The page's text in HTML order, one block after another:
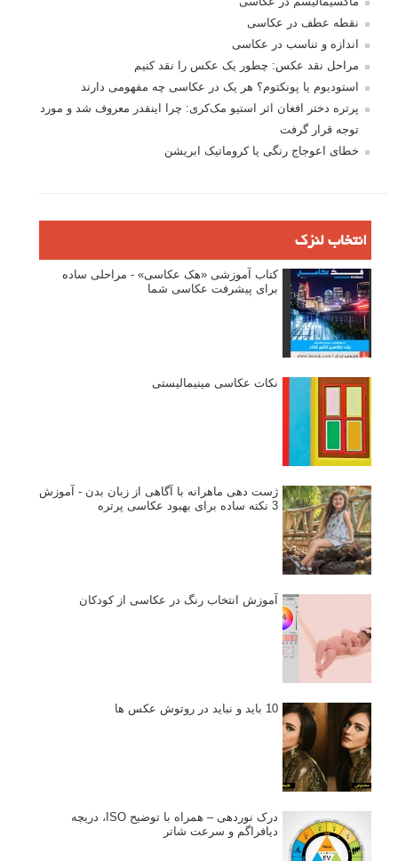
نقطه عطف در عکاسی
اندازه و تناسب در عکاسی
مراحل نقد عکس: چطور یک عکس را نقد کنیم
استودیوم یا پونکتوم؟ هر یک در عکاسی چه مفهومی دارند
پرتره دختر افغان اثر استیو مک‌کری: چرا اینقدر معروف شد و مورد
توجه قرار گرفت
خطای اعوجاج رنگی یا کروماتیک ابریشن
انتخاب لنزک
کتاب آموزشی «هک عکاسی» - مراحلی ساده
برای پیشرفت عکاسی شما
نکات عکاسی مینیمالیستی
ژست دهی ماهرانه با آگاهی از زبان بدن - آموزش
3 نکته ساده برای بهبود عکاسی پرتره
آموزش انتخاب رنگ در عکاسی از کودکان
10 باید و نباید در روتوش عکس ها
درک نوردهی – همراه با توضیح ISO، دریچه
دیافراگم و سرعت شاتر